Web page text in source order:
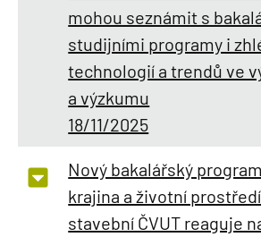
mohou seznámit s
studijními programy i
technologií a trendů ve
a výzkumu
18/11/2025
Nový bakalářský
krajina a životní
stavební ČVUT reaguje